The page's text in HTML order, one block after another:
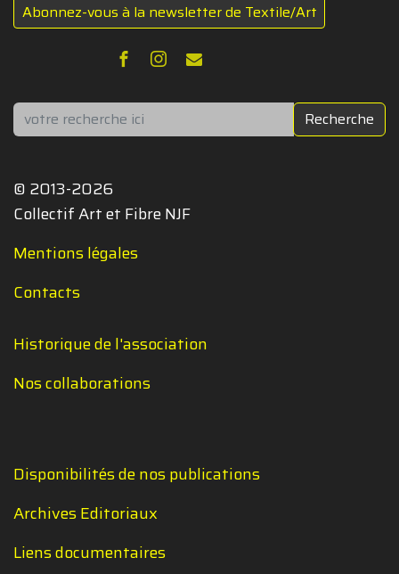
Abonnez-vous à la newsletter de Textile/Art
Rechercher Recherche
© 2013-2026
Collectif Art et Fibre NJF
Mentions légales
Contacts
Historique de l'association
Nos collaborations
Disponibilités de nos publications
Archives Editoriaux
Liens documentaires